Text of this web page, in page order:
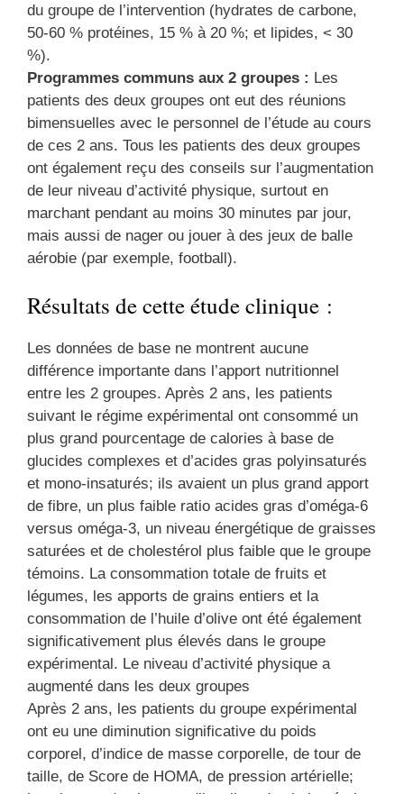
du groupe de l’intervention (hydrates de carbone,
50-60 % protéines, 15 % à 20 %; et lipides, < 30
%).
Programmes communs aux 2 groupes : Les
patients des deux groupes ont eut des réunions
bimensuelles avec le personnel de l’étude au cours
de ces 2 ans. Tous les patients des deux groupes
ont également reçu des conseils sur l’augmentation
de leur niveau d’activité physique, surtout en
marchant pendant au moins 30 minutes par jour,
mais aussi de nager ou jouer à des jeux de balle
aérobie (par exemple, football).
Résultats de cette étude clinique :
Les données de base ne montrent aucune
différence importante dans l’apport nutritionnel
entre les 2 groupes. Après 2 ans, les patients
suivant le régime expérimental ont consommé un
plus grand pourcentage de calories à base de
glucides complexes et d’acides gras polyinsaturés
et mono-insaturés; ils avaient un plus grand apport
de fibre, un plus faible ratio acides gras d’oméga-6
versus oméga-3, un niveau énergétique de graisses
saturées et de cholestérol plus faible que le groupe
témoins. La consommation totale de fruits et
légumes, les apports de grains entiers et la
consommation de l’huile d’olive ont été également
significativement plus élevés dans le groupe
expérimental. Le niveau d’activité physique a
augmenté dans les deux groupes
Après 2 ans, les patients du groupe expérimental
ont eu une diminution significative du poids
corporel, d’indice de masse corporelle, de tour de
taille, de Score de HOMA, de pression artérielle;